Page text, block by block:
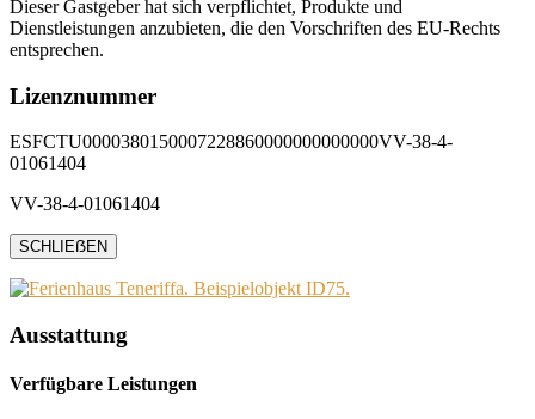
Dieser Gastgeber hat sich verpflichtet, Produkte und
Dienstleistungen anzubieten, die den Vorschriften des EU-Rechts
entsprechen.
Lizenznummer
ESFCTU0000380150007228860000000000000VV-38-4-
01061404
VV-38-4-01061404
SCHLIEẞEN
Ausstattung
Verfügbare Leistungen